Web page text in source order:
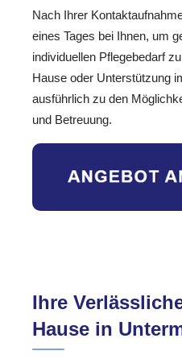
Nach Ihrer
eines Tages bei Ihnen, um
individuellen Pflegebedarf
Hause oder Unterstützung
ausführlich zu den
und Betreuung.
Ihre
Hause in